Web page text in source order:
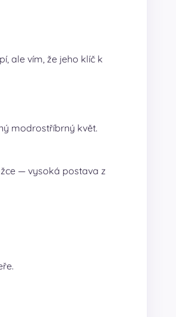
ale vím, že jeho klíč k
modrostříbrný květ.
— vysoká postava z